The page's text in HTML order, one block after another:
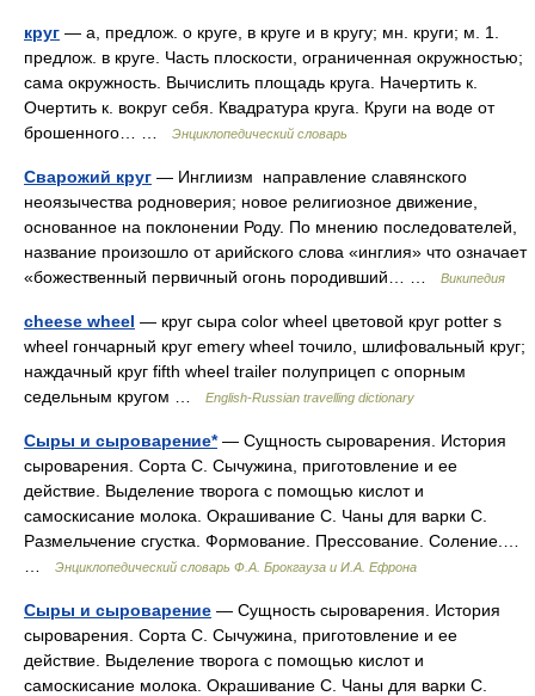
круг — а, предлож. о круге, в круге и в кругу; мн. круги; м. 1.
предлож. в круге. Часть плоскости, ограниченная окружностью;
сама окружность. Вычислить площадь круга. Начертить к.
Очертить к. вокруг себя. Квадратура круга. Круги на воде от
брошенного… …
Энциклопедический словарь
Сварожий круг — Инглиизм направление славянского
неоязычества родноверия; новое религиозное движение,
основанное на поклонении Роду. По мнению последователей,
название произошло от арийского слова «инглия» что означает
«божественный первичный огонь породивший… …
Википедия
cheese wheel — круг сыра color wheel цветовой круг potter s
wheel гончарный круг emery wheel точило, шлифовальный круг;
наждачный круг fifth wheel trailer полуприцеп с опорным
седельным кругом …
English-Russian travelling dictionary
Сыры и сыроварение*— Сущность сыроварения. История
сыроварения. Сорта С. Сычужина, приготовление и ее
действие. Выделение творога с помощью кислот и
самоскисание молока. Окрашивание С. Чаны для варки С.
Размельчение сгустка. Формование. Прессование. Соление.…
Энциклопедический словарь Ф.А. Брокгауза и И.А. Ефрона
Сыры и сыроварение — Сущность сыроварения. История
сыроварения. Сорта С. Сычужина, приготовление и ее
действие. Выделение творога с помощью кислот и
самоскисание молока. Окрашивание С. Чаны для варки С.